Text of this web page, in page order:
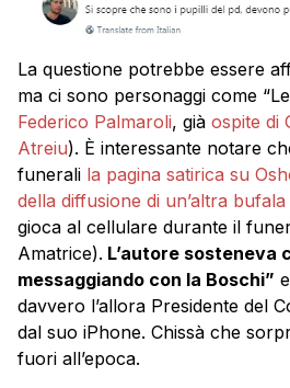
La questione potrebbe essere
ma ci sono personaggi come
Federico Palmaroli, già ospite di
Atreiu). È interessante notare
funerali la pagina satirica su
della diffusione di un’altra bufala
gioca al cellulare durante il
Amatrice). L’autore sosteneva
messaggiando con la Boschi”
davvero l’allora Presidente del
dal suo iPhone. Chissà che
fuori all’epoca.